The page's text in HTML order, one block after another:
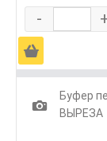
-
Ä
1
Буфер
ВЫРЕЗА